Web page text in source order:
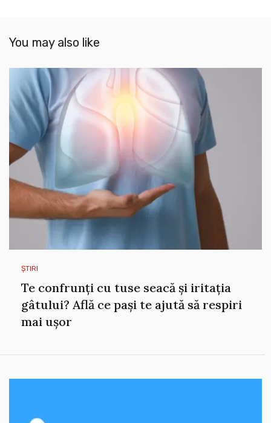
You may also like
ȘTIRI
Te confrunți cu tuse seacă și iritația
gâtului? Află ce pași te ajută să respiri
mai ușor